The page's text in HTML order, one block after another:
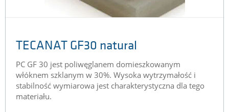
TECANAT GF30 natural
PC GF 30 jest poliwęglanem domieszkowanym
włóknem szklanym w 30%. Wysoka wytrzymałość i
stabilność wymiarowa jest charakterystyczna dla tego
materiału.